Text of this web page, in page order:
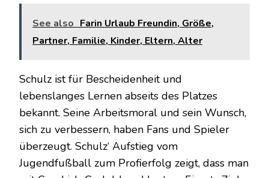
See also Farin Urlaub Freundin, Größe,
Partner, Familie, Kinder, Eltern, Alter
Schulz ist für Bescheidenheit und
lebenslanges Lernen abseits des Platzes
bekannt. Seine Arbeitsmoral und sein Wunsch,
sich zu verbessern, haben Fans und Spieler
überzeugt. Schulz‘ Aufstieg vom
Jugendfußball zum Profierfolg zeigt, dass man